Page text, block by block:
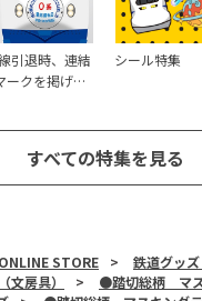
引退時、連結
ークを掲げ…
シール特集
すべての特集を見る
STORE >
鉄道グッ
文房具） >
●踏切総柄 マ